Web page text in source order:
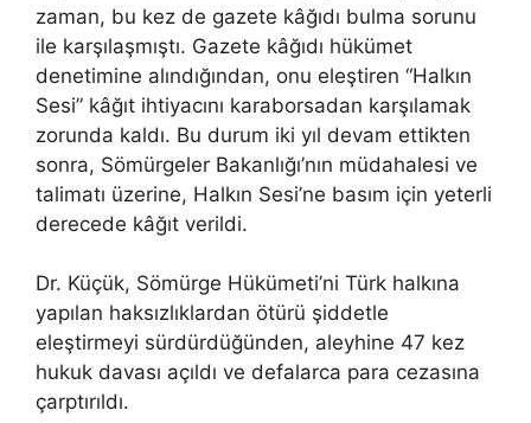
zaman, bu kez de gazete kâğıdı bulma sorunu
ile karşılaşmıştı. Gazete kâğıdı hükümet
denetimine alındığından, onu eleştiren “Halkın
Sesi” kâğıt ihtiyacını karaborsadan karşılamak
zorunda kaldı. Bu durum iki yıl devam ettikten
sonra, Sömürgeler Bakanlığı’nın müdahalesi ve
talimatı üzerine, Halkın Sesi’ne basım için yeterli
derecede kâğıt verildi.
Dr. Küçük, Sömürge Hükümeti’ni Türk halkına
yapılan haksızlıklardan ötürü şiddetle
eleştirmeyi sürdürdüğünden, aleyhine 47 kez
hukuk davası açıldı ve defalarca para cezasına
çarptırıldı.